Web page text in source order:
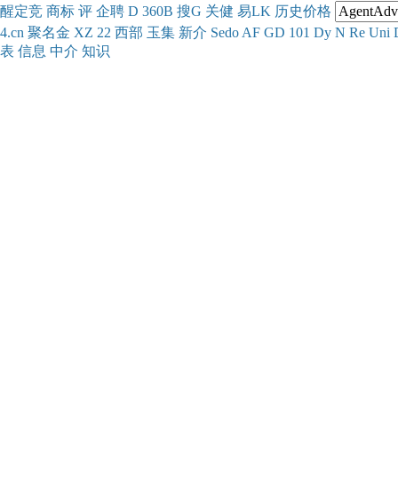
醒定竞 商标 评 企聘 D 360B 搜G 关健 易LK 历史价格
4.cn 聚名金 XZ 22 西部 玉集 新介 Sedo AF GD 101 Dy N Re Uni
表 信息 中介 知识